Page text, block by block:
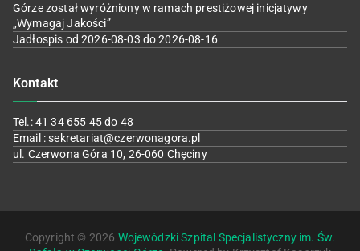
Górze został wyróżniony w ramach prestiżowej inicjatywy
„Wymagaj Jakości”
Jadłospis od 2026-08-03 do 2026-08-16
Kontakt
Tel.: 41 34 655 45 do 48
Email : sekretariat@czerwonagora.pl
ul. Czerwona Góra 10, 26-060 Chęciny
Copyright © 2026 Wojewódzki Szpital Specjalistyczny im. Św.